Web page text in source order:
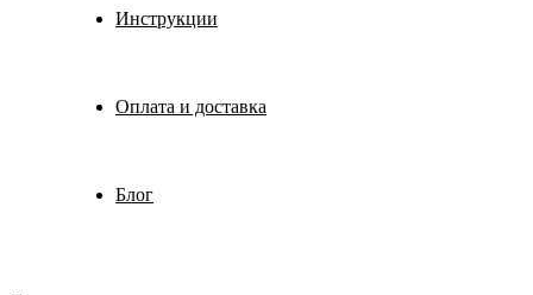
Инструкции
Оплата и доставка
Блог